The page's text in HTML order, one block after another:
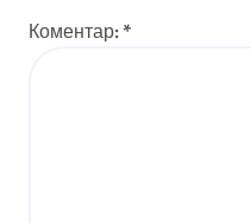
Коментар: *